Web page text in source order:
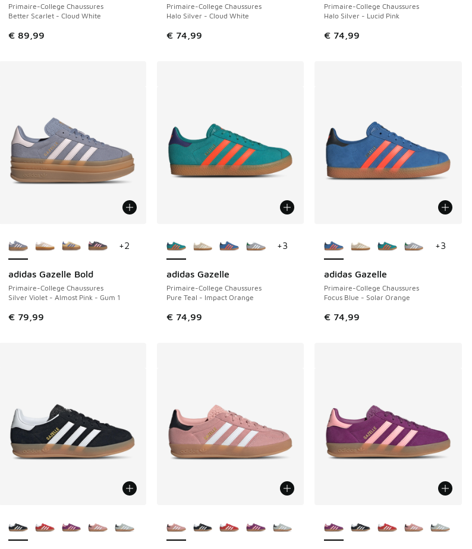
Primaire-College Chaussures
Better Scarlet - Cloud White
€ 89,99
Primaire-College Chaussures
Halo Silver - Cloud White
€ 74,99
Primaire-College Chaussures
Halo Silver - Lucid Pink
€ 74,99
adidas Gazelle Bold
Primaire-College Chaussures
Silver Violet - Almost Pink - Gum 1
€ 79,99
+2
adidas Gazelle
Primaire-College Chaussures
Pure Teal - Impact Orange
€ 74,99
+3
adidas Gazelle
Primaire-College Chaussures
Focus Blue - Solar Orange
€ 74,99
+3